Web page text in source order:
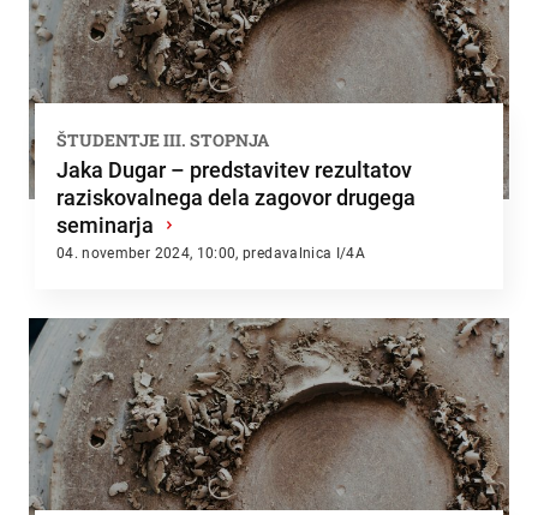
ŠTUDENTJE III. STOPNJA
Jaka Dugar – predstavitev rezultatov
raziskovalnega dela zagovor drugega
seminarja ›
04. november 2024, 10:00, predavalnica I/4A